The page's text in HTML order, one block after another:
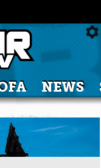
NEWS